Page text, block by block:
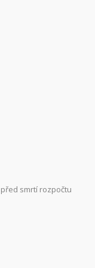
smrtí rozpočtu